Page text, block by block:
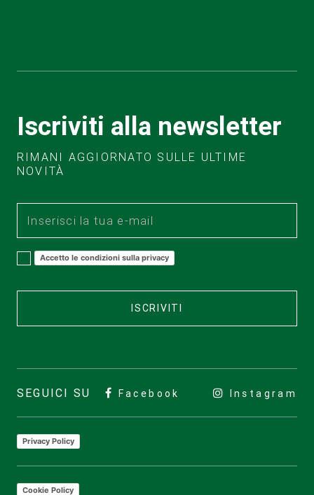
Iscriviti alla newsletter
RIMANI AGGIORNATO SULLE ULTIME
NOVITÀ
Accetto le condizioni sulla privacy
ISCRIVITI
SEGUICI SU Facebook Instagram
Privacy Policy
Cookie Policy